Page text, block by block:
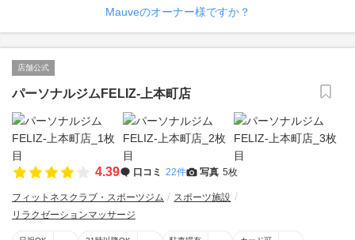
Mauveのオーナー様ですか？
店舗公式
パーソナルジムFELIZ-上本町店
4.39 口コミ 22件 写真 5枚
フィットネスクラブ・スポーツジム
スポーツ施設
リラクゼーションマッサージ